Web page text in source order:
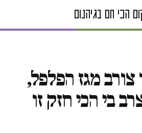
צורב מגז הפלפל,
בי הכי חזק זו